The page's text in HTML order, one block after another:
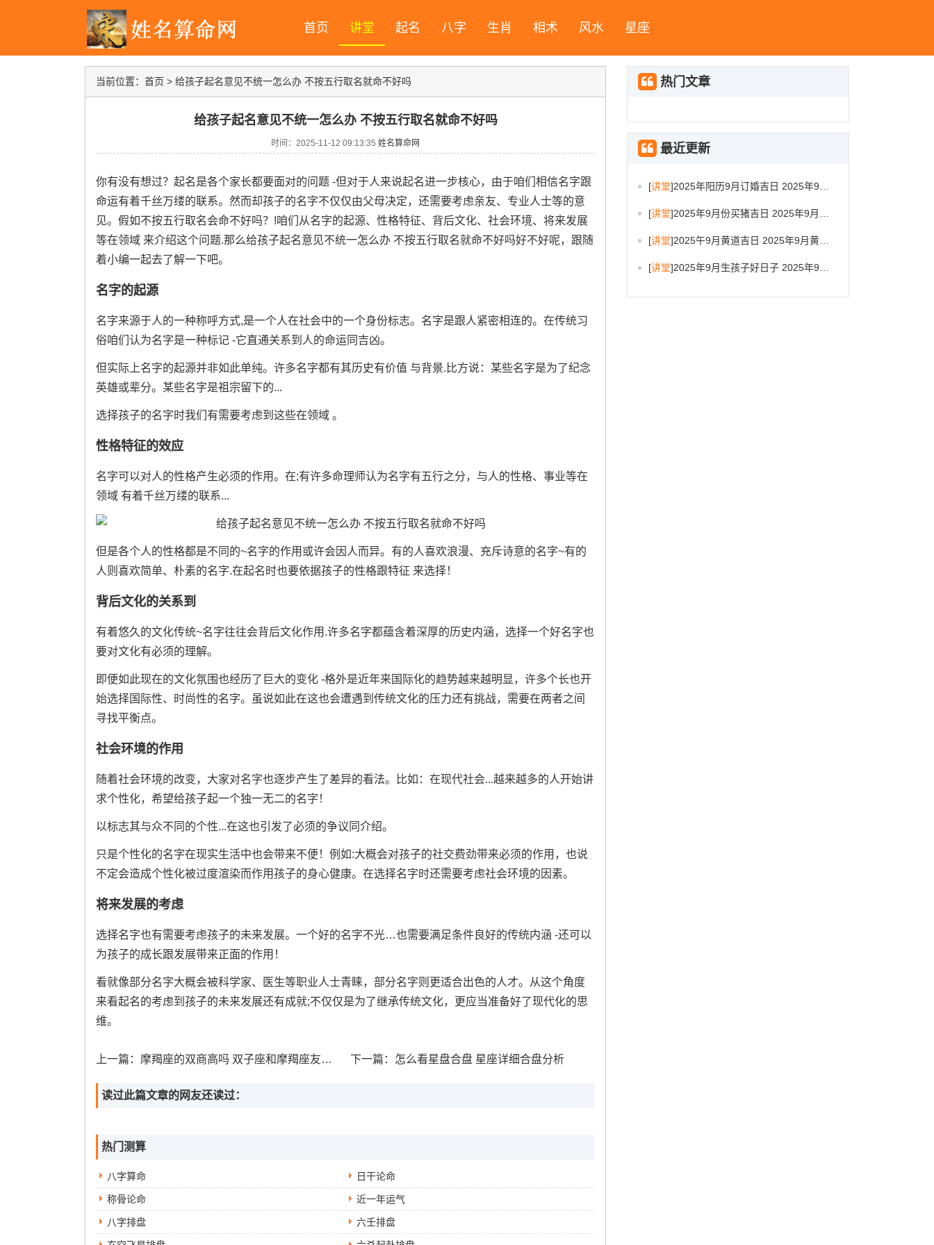
首页 讲堂 起名 八字 生肖 相术 风水 星座
当前位置： 首页 > 给孩子起名意见不统一怎么办 不按五行取名就命不好吗
给孩子起名意见不统一怎么办 不按五行取名就命不好吗
时间：2025-11-12 09:13:35 姓名算命网
你有没有想过？ 起名是各个家长都要面对的问题 -但对于人来说起名进一步核心，由于咱们相信名字跟
命运有着千丝万缕的联系。然而却孩子的名字不仅仅由父母决定，还需要考虑亲友、专业人士等的意
见。假如不按五行取名会命不好吗？!咱们从名字的起源、性格特征、背后文化、社会环境、将来发展
等在领域 来介绍这个问题.那么给孩子起名意见不统一怎么办 不按五行取名就命不好吗好不好呢，跟随
着小编一起去了解一下吧。
名字的起源
名字来源于人的一种称呼方式,是一个人在社会中的一个身份标志。名字是跟人紧密相连的。在传统习
俗咱们认为名字是一种标记 -它直通关系到人的命运同吉凶。
但实际上名字的起源并非如此单纯。许多名字都有其历史有价值 与背景.比方说：某些名字是为了纪念
英雄或辈分。某些名字是祖宗留下的...
选择孩子的名字时我们有需要考虑到这些在领域 。
性格特征的效应
名字可以对人的性格产生必须的作用。在;有许多命理师认为名字有五行之分，与人的性格、事业等在
领域 有着千丝万缕的联系...
但是各个人的性格都是不同的~名字的作用或许会因人而异。有的人喜欢浪漫、充斥诗意的名字~有的
人则喜欢简单、朴素的名字.在起名时也要依据孩子的性格跟特征 来选择！
背后文化的关系到
有着悠久的文化传统~名字往往会背后文化作用.许多名字都蕴含着深厚的历史内涵，选择一个好名字也
要对文化有必须的理解。
即便如此现在的文化氛围也经历了巨大的变化 -格外是近年来国际化的趋势越来越明显，许多个长也开
始选择国际性、时尚性的名字。虽说如此在这也会遭遇到传统文化的压力还有挑战，需要在两者之间
寻找平衡点。
社会环境的作用
随着社会环境的改变，大家对名字也逐步产生了差异的看法。比如：在现代社会...越来越多的人开始讲
求个性化，希望给孩子起一个独一无二的名字！
以标志其与众不同的个性...在这也引发了必须的争议同介绍。
只是个性化的名字在现实生活中也会带来不便！例如:大概会对孩子的社交费劲带来必须的作用，也说
不定会造成个性化被过度渲染而作用孩子的身心健康。在选择名字时还需要考虑社会环境的因素。
将来发展的考虑
选择名字也有需要考虑孩子的未来发展。一个好的名字不光…也需要满足条件良好的传统内涵 -还可以
为孩子的成长跟发展带来正面的作用！
看就像部分名字大概会被科学家、医生等职业人士青睐，部分名字则更适合出色的人才。从这个角度
来看起名的考虑到孩子的未来发展还有成就;不仅仅是为了继承传统文化，更应当准备好了现代化的思
维。
上一篇： 摩羯座的双商高吗 双子座和摩羯座友谊怎么样 下一篇： 怎么看星盘合盘 星座详细合盘分析
读过此篇文章的网友还读过：
热门测算
八字算命 日干论命
称骨论命 近一年运气
八字排盘 六壬排盘
热门文章
最近更新
[讲堂]2025年阳历9月订婚吉日 2025年9月订婚吉日有哪几天
[讲堂]2025年9月份买猪吉日 2025年9月买猪进圈吉日
[讲堂]2025午9月黄道吉日 2025年9月黄道吉日一览表大全
[讲堂]2025年9月生孩子好日子 2025年9月哪天生孩子比较好